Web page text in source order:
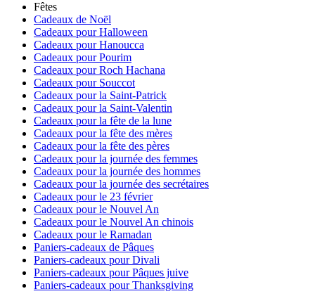
Fêtes
Cadeaux de Noël
Cadeaux pour Halloween
Cadeaux pour Hanoucca
Cadeaux pour Pourim
Cadeaux pour Roch Hachana
Cadeaux pour Souccot
Cadeaux pour la Saint-Patrick
Cadeaux pour la Saint-Valentin
Cadeaux pour la fête de la lune
Cadeaux pour la fête des mères
Cadeaux pour la fête des pères
Cadeaux pour la journée des femmes
Cadeaux pour la journée des hommes
Cadeaux pour la journée des secrétaires
Cadeaux pour le 23 février
Cadeaux pour le Nouvel An
Cadeaux pour le Nouvel An chinois
Cadeaux pour le Ramadan
Paniers-cadeaux de Pâques
Paniers-cadeaux pour Divali
Paniers-cadeaux pour Pâques juive
Paniers-cadeaux pour Thanksgiving